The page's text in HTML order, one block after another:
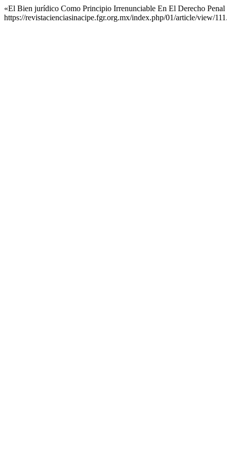
«El Bien jurídico Como Principio Irrenunciable En El Derecho
https://revistacienciasinacipe.fgr.org.mx/index.php/01/article/view/